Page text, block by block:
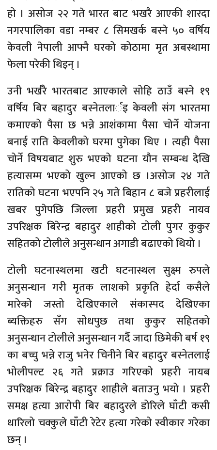
हो । असोज २२ गते भारत बाट भखरै आएकी शारदा
नगरपालिका वडा नम्बर ८ सिमखर्क बस्ने ५० वर्षिय
केवली नेपाली आफ्नै घरको कोठामा मृत अबस्थामा
फेला परेकी थिइन् ।
उनी भर्खरै भारतबाट आएकाले सोहि ठाउँ बस्ने १९
वर्षिय बिर बहादुर बस्नेतलार्इ केवली संग भारतमा
कमाएको पैसा छ भन्ने आशंकामा पैसा चोर्ने योजना
बनाई राति केवलीको घरमा पुगेका थिए । त्यही पैसा
चोर्ने विषयबाट शुरु भएको घटना यौन सम्बन्ध देखि
हत्यासम्म भएको खुल्न आएको छ ।असोज २४ गते
रातिको घटना भएपनि २५ गते बिहान ८ बजे प्रहरीलाई
खबर पुगेपछि जिल्ला प्रहरी प्रमुख प्रहरी नायव
उपरिक्षक बिरेन्द्र बहादुर शाहीको टोली पुगर कुकुर
सहितको टोलीले अनुसन्धान अगाडी बढाएको थियो ।
टोली घटनास्थलमा खटी घटनास्थल सुक्ष्म रुपले
अनुसन्धान गरी मृतक लाशको प्रकृति हेर्दा कसैले
मारेको जस्तो देखिएकाले संकास्पद देखिएका
ब्यक्तिहरु सँग सोधपुछ तथा कुकुर सहितको
अनुसन्धान टोलीले अनुसन्धान गर्दै जादा छिमेकी बर्ष १९
का बच्चु भन्ने राजु भनेर चिनीने बिर बहादुर बस्नेतलाई
भोलीपल्ट २६ गते प्रक्राउ गरिएको प्रहरी नायब
उपरिक्षक बिरेन्द्र बहादुर शाहीले बताउनु भयो । प्रहरी
समक्ष हत्या आरोपी बिर बहादुरले डोरिले घाँटी कसी
धारिलो चक्कुले घाँटी रेटेर हत्या गरेको स्वीकार गरेका
छन् ।